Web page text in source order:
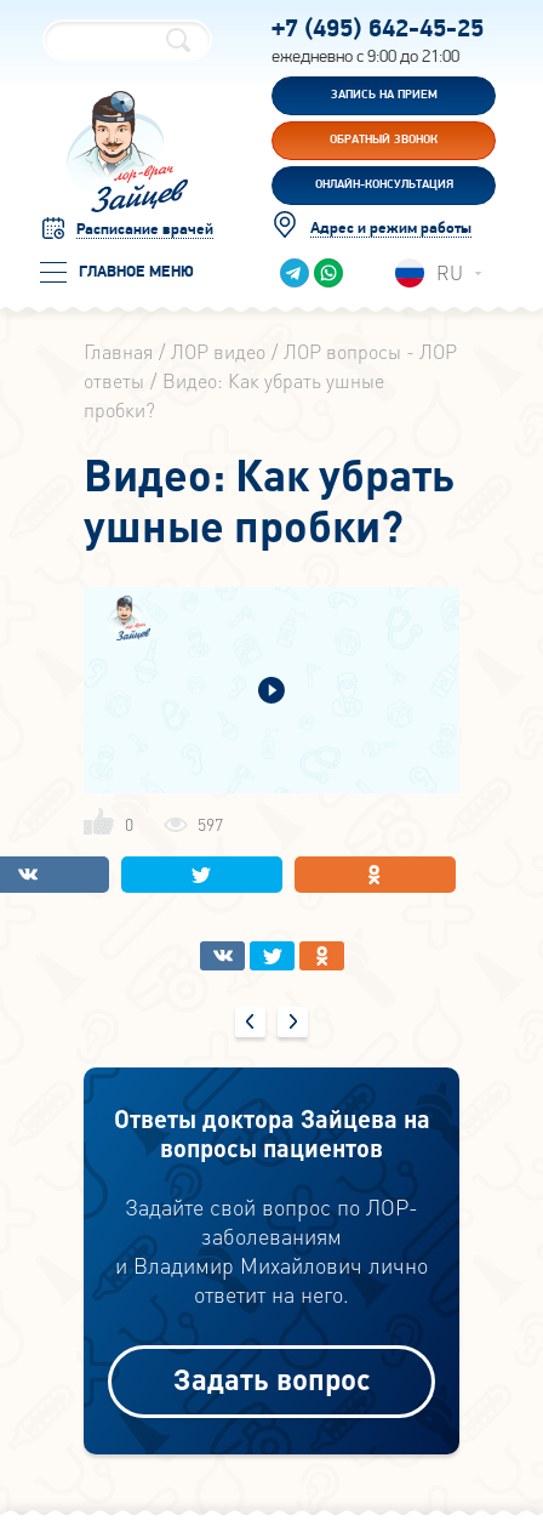
Расписание врачей
ГЛАВНОЕ МЕНЮ
+7 (495) 642-45-25
ежедневно с 9:00 до 21:00
ЗАПИСЬ НА ПРИЕМ
ОБРАТНЫЙ ЗВОНОК
ОНЛАЙН-КОНСУЛЬТАЦИЯ
Адрес и режим работы
RU
Главная ЛОР видео
ЛОР вопросы - ЛОР
ответы
Видео: Как убрать ушные
пробки?
Видео: Как убрать
ушные пробки?
0 597
Ответы доктора Зайцева на
вопросы пациентов
Задайте свой вопрос по ЛОР-
заболеваниям
и Владимир Михайлович лично
ответит на него.
Задать вопрос